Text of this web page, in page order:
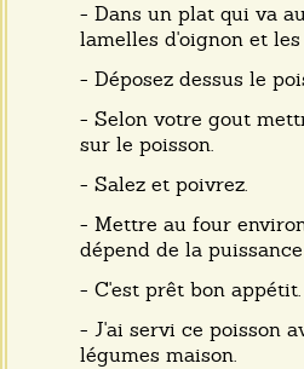
- Dans un plat qui va
lamelles d'oignon et les
- Déposez dessus le
- Selon votre gout
sur le poisson.
- Salez et poivrez.
- Mettre au four
dépend de la
- C'est prêt bon appétit.
- J'ai servi ce poisson
légumes maison.